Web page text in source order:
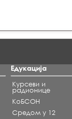
Едукација
Курсеви и
радионице
КоБСОН
Средом у 12